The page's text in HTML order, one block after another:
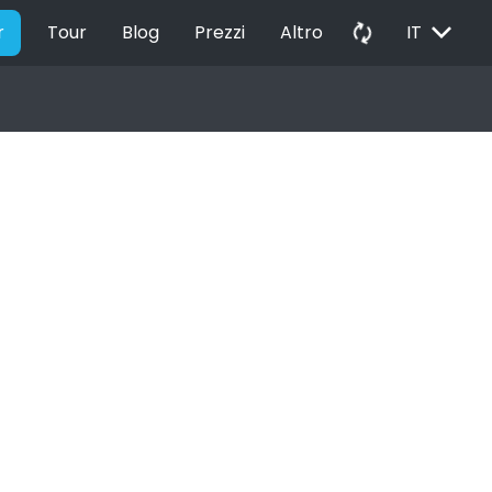
Tour Blog Prezzi Altro autorenew IT EXPAND_MORE